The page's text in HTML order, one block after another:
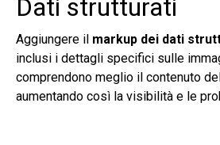
Dati strutturati
Aggiungere il markup dei dati
inclusi i dettagli specifici sulle
comprendono meglio il contenuto
aumentando così la visibilità e le